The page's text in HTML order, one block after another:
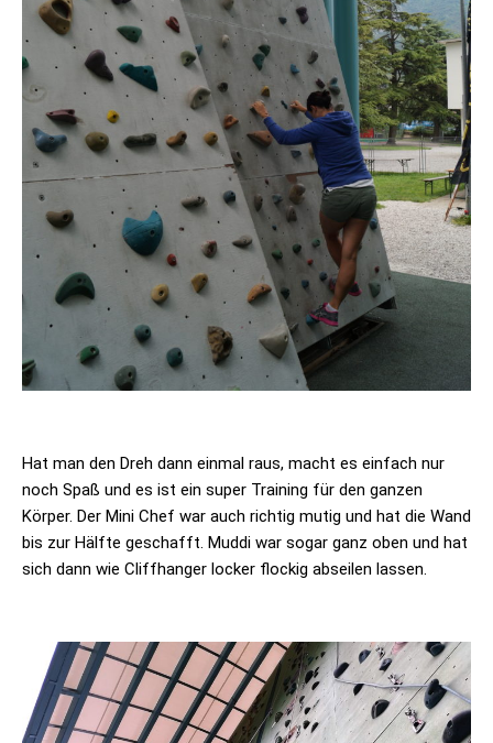
Hat man den Dreh dann einmal raus, macht es einfach nur
noch Spaß und es ist ein super Training für den ganzen
Körper. Der Mini Chef war auch richtig mutig und hat die Wand
bis zur Hälfte geschafft. Muddi war sogar ganz oben und hat
sich dann wie Cliffhanger locker flockig abseilen lassen.